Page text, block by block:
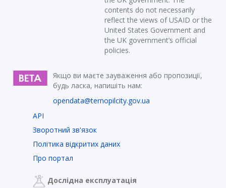
contents do not necessarily
reflect the views of USAID or the
United States Government and
the UK government’s official
policies.
Якщо ви маєте зауваження або пропозиції,
будь ласка, напишіть нам:
opendata@ternopilcity.gov.ua
API
Зворотний зв'язок
Політика відкритих даних
Про портал
Дослідна експлуатація